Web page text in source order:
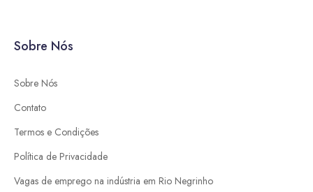
Sobre Nós
Sobre Nós
Contato
Termos e Condições
Política de Privacidade
Vagas de emprego na indústria em Rio Negrinho